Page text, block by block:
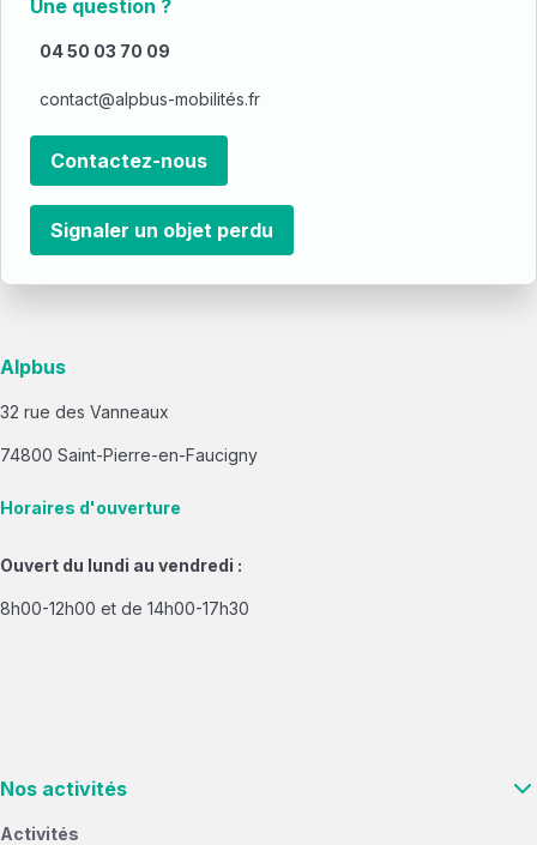
Une question ?
04 50 03 70 09
contact@alpbus-mobilités.fr
Contactez-nous
Signaler un objet perdu
Alpbus
32 rue des Vanneaux
74800 Saint-Pierre-en-Faucigny
Horaires d'ouverture
Ouvert du lundi au vendredi :
8h00-12h00 et de 14h00-17h30
Nos activités
Activités